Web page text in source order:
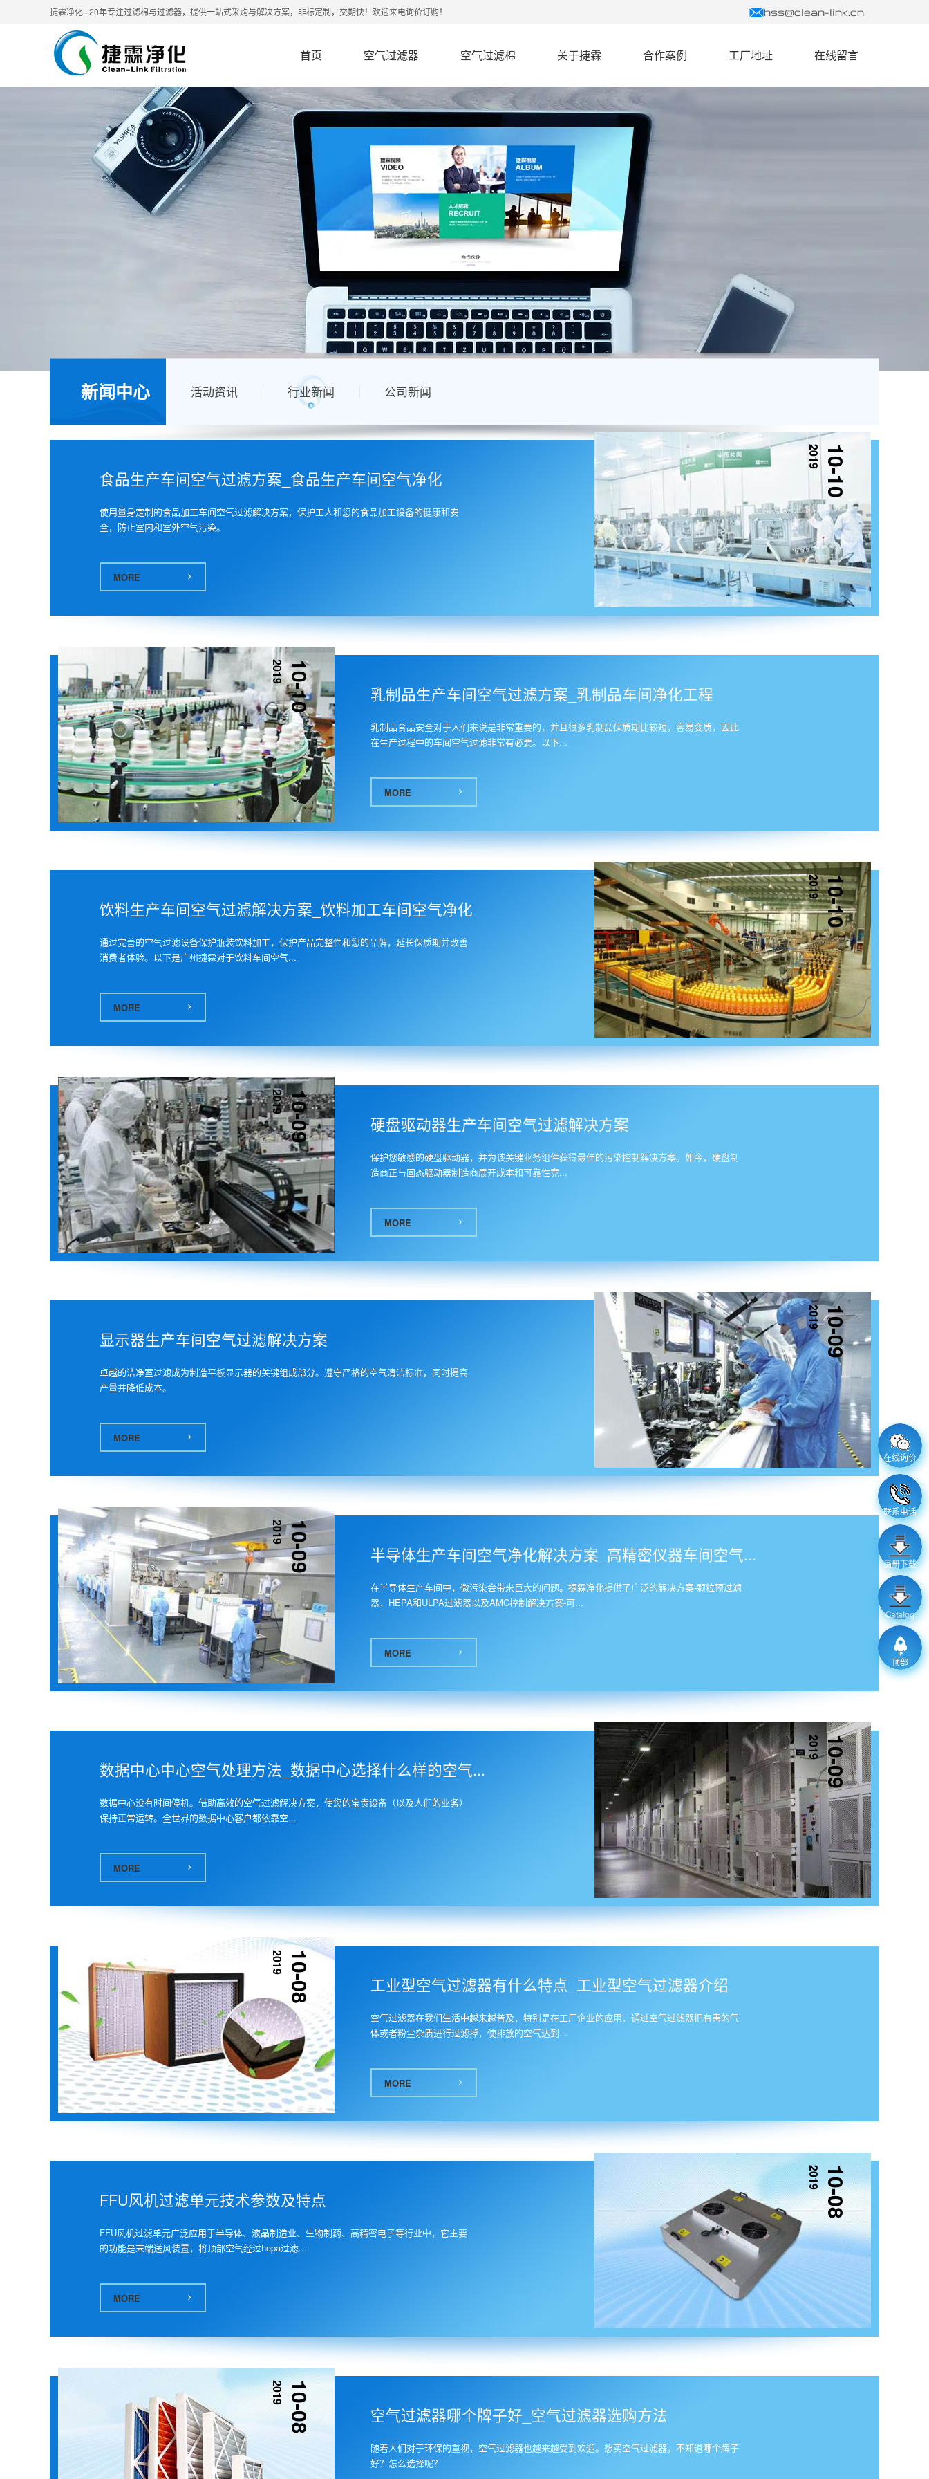
捷霖净化 · 20年专注过滤棉与过滤器，提供一站式采购与解决方案，非标定制，交期快！欢迎来电询价订购！ hss@clean-link.cn
首页 空气过滤器 空气过滤棉 关于捷霖 合作案例 工厂地址 在线留言
在线询价
联系电话
画册下载
Catalog
顶部
新闻中心 活动资讯 行业新闻 公司新闻
10-10
2019
食品生产车间空气过滤方案_食品生产车间空气净化
使用量身定制的食品加工车间空气过滤解决方案，保护工人和您的食品加工设备的健康和安
全，防止室内和室外空气污染。
MORE
10-10
2019
乳制品生产车间空气过滤方案_乳制品车间净化工程
乳制品食品安全对于人们来说是非常重要的，并且很多乳制品保质期比较短，容易变质，因此
在生产过程中的车间空气过滤非常有必要。以下...
MORE
10-10
2019
饮料生产车间空气过滤解决方案_饮料加工车间空气净化
通过完善的空气过滤设备保护瓶装饮料加工，保护产品完整性和您的品牌，延长保质期并改善
消费者体验。以下是广州捷霖对于饮料车间空气...
MORE
10-09
2019
硬盘驱动器生产车间空气过滤解决方案
保护您敏感的硬盘驱动器，并为该关键业务组件获得最佳的污染控制解决方案。如今，硬盘制
造商正与固态驱动器制造商展开成本和可靠性竞...
MORE
10-09
2019
显示器生产车间空气过滤解决方案
卓越的洁净室过滤成为制造平板显示器的关键组成部分。遵守严格的空气清洁标准，同时提高
产量并降低成本。
MORE
10-09
2019
半导体生产车间空气净化解决方案_高精密仪器车间空气...
在半导体生产车间中，微污染会带来巨大的问题。捷霖净化提供了广泛的解决方案-颗粒预过滤
器，HEPA和ULPA过滤器以及AMC控制解决方案-可...
MORE
10-09
2019
数据中心中心空气处理方法_数据中心选择什么样的空气...
数据中心没有时间停机。借助高效的空气过滤解决方案，使您的宝贵设备（以及人们的业务）
保持正常运转。全世界的数据中心客户都依靠空...
MORE
10-08
2019
工业型空气过滤器有什么特点_工业型空气过滤器介绍
空气过滤器在我们生活中越来越普及，特别是在工厂企业的应用，通过空气过滤器把有害的气
体或者粉尘杂质进行过滤掉，使排放的空气达到...
MORE
10-08
2019
FFU风机过滤单元技术参数及特点
FFU风机过滤单元广泛应用于半导体、液晶制造业、生物制药、高精密电子等行业中，它主要
的功能是末端送风装置，将顶部空气经过hepa过滤...
MORE
10-08
2019
空气过滤器哪个牌子好_空气过滤器选购方法
随着人们对于环保的重视，空气过滤器也越来越受到欢迎。想买空气过滤器，不知道哪个牌子
好？怎么选择呢？